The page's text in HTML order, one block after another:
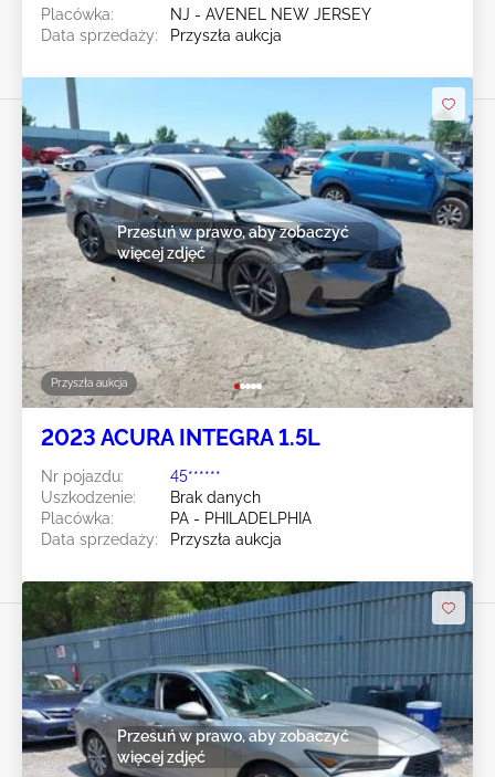
Placówka:
NJ - AVENEL NEW JERSEY
Data sprzedaży:
Przyszła aukcja
Przyszła aukcja
Przesuń w prawo, aby zobaczyć
więcej zdjęć
2023 ACURA INTEGRA 1.5L
Nr pojazdu:
45******
Uszkodzenie:
Brak danych
Placówka:
PA - PHILADELPHIA
Data sprzedaży:
Przyszła aukcja
Przesuń w prawo, aby zobaczyć
więcej zdjęć